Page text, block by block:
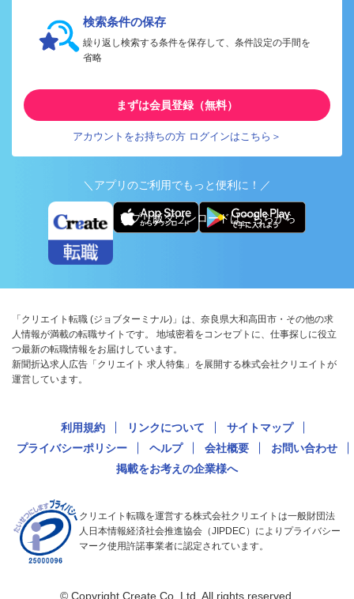
検索条件の保存
繰り返し検索する条件を保存して、条件設定の手間を
省略
まずは会員登録（無料）
アカウントをお持ちの方 ログインはこちら＞
＼アプリのご利用でもっと便利に！／
アプリ版ダウンロードはこちらから
「クリエイト転職 (ジョブターミナル)」は、奈良県大和高田市・その他の求
人情報が満載の転職サイトです。 地域密着をコンセプトに、仕事探しに役立
つ最新の転職情報をお届けしています。
新聞折込求人広告「クリエイト 求人特集」を展開する株式会社クリエイトが
運営しています。
利用規約 リンクについて
サイトマップ
プライバシーポリシー
ヘルプ 会社概要
お問い合わせ
掲載をお考えの企業様へ
クリエイト転職を運営する株式会社クリエイトは一般財団法
人日本情報経済社会推進協会（JIPDEC）によりプライバシー
マーク使用許諾事業者に認定されています。
© Copyright Create Co.,Ltd. All rights reserved.